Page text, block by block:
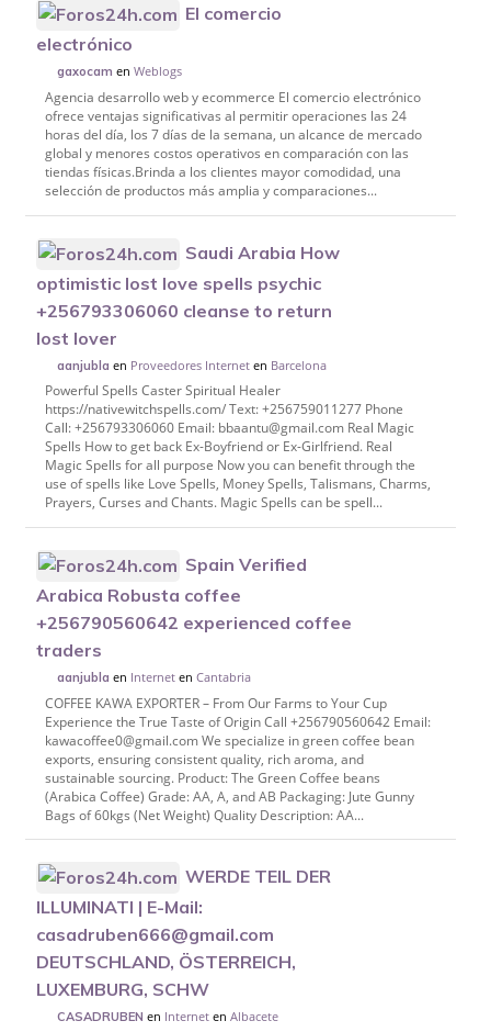
El comercio
electrónico
gaxocam enWeblogs
Agencia desarrollo web y ecommerce El comercio electrónico
ofrece ventajas significativas al permitir operaciones las 24
horas del día, los 7 días de la semana, un alcance de mercado
global y menores costos operativos en comparación con las
tiendas físicas.Brinda a los clientes mayor comodidad, una
selección de productos más amplia y comparaciones...
Saudi Arabia How
optimistic lost love spells psychic
+256793306060 cleanse to return
lost lover
aanjubla en Proveedores Internet en Barcelona
Powerful Spells Caster Spiritual Healer
https://nativewitchspells.com/ Text: +256759011277 Phone
Call: +256793306060 Email: bbaantu@gmail.com Real Magic
Spells How to get back Ex-Boyfriend or Ex-Girlfriend. Real
Magic Spells for all purpose Now you can benefit through the
use of spells like Love Spells, Money Spells, Talismans, Charms,
Prayers, Curses and Chants. Magic Spells can be spell...
Spain Verified
Arabica Robusta coffee
+256790560642 experienced coffee
traders
aanjubla en Internet enCantabria
COFFEE KAWA EXPORTER – From Our Farms to Your Cup
Experience the True Taste of Origin Call +256790560642 Email:
kawacoffee0@gmail.com We specialize in green coffee bean
exports, ensuring consistent quality, rich aroma, and
sustainable sourcing. Product: The Green Coffee beans
(Arabica Coffee) Grade: AA, A, and AB Packaging: Jute Gunny
Bags of 60kgs (Net Weight) Quality Description: AA...
WERDE TEIL DER
ILLUMINATI | E-Mail:
casadruben666@gmail.com
DEUTSCHLAND, ÖSTERREICH,
LUXEMBURG, SCHW
CASADRUBEN en Internet enAlbacete